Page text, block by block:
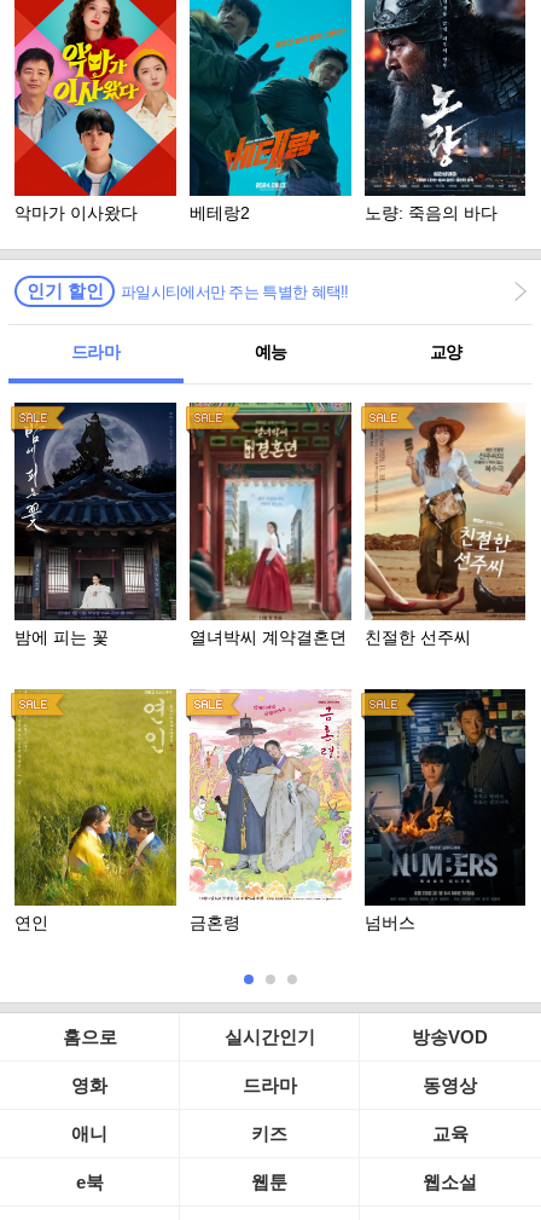
악마가 이사왔다 베테랑2 노량: 죽음의 바다
인기 할인 파일시티에서만 주는 특별한 혜택!!
드라마 예능 교양
밤에 피는 꽃 열녀박씨 계약결혼뎐 친절한 선주씨
연인 금혼령 넘버스
홈으로 실시간인기 방송VOD
영화 드라마 동영상
애니 키즈 교육
e북 웹툰 웹소설